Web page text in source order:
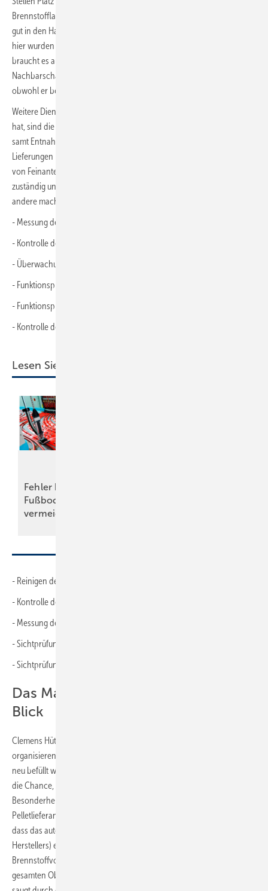
Brennstofflager. Ein angemessen großer Pelletspeicher wäre weniger
gut in den Hang zwischen den Gebäuden integrierbar gewesen. Auch
hier wurden Investitionskosten gespart und Platz gewonnen. Doch
braucht es auch das Glück, einen Heizungsbaufachbetrieb in der
Nachbarschaft zu haben, der Wartung und Notfallgarantien bietet,
obwohl er beim Bau der Heizung nicht beteiligt wurde.
Weitere Dienstleistungen, die Geschäftsführer Stein gerne delegiert
hat, sind die Inspektion, Wartung und Instandhaltung des Pelletlagers
samt Entnahmeeinrichtung. Gemäß DIN EN ISO 20023 soll nach fünf
Lieferungen bzw. alle zwei Jahre das Lager vollständig entleert und
von Feinanteilen gereinigt werden. Dafür sind die Pelletlieferanten
zuständig und mit entsprechender Technik ausgestattet. Und alles
andere macht der Hersteller des Speicherbehälters:
- Messung der CO-Konzentration im Speicher
- Kontrolle des (teil-)entleerten Speichers
- Überwachung des Befüllvorgangs
- Funktionsprüfung des Maulwurfs
- Funktionsprüfung der Steuereinheit
- Kontrolle der Schachtabdeckungen
Lesen Sie auch:
Fehler bei der
Fußbodenheizung
vermeiden
- Reinigen der Dichtflächen
- Kontrolle der Drainageöffnungen
- Messung des Unterdrucks am Maulwurf
- Sichtprüfung des Verschleißteils „Saugschlauch“
- Sichtprüfung der Schlauch- und Steckverbindungen
Das Material und die Gesundheit im
Blick
Clemens Hüttinger von Mall erklärt dazu: „Wenn der Kunde es so
organisieren kann und er das wünscht, führen wir, bevor der Speicher
neu befüllt wird, am gleichen Tag die Wartung durch. Dabei besteht
die Chance, einen Facility Manager bzw. Hausmeister in die
Besonderheiten einzuweisen und ihm zu zeigen, wie der
Pelletlieferant beim Befüllen vorgehen sollte“. Dazu muss man wissen,
dass das automatische Entnahmesystem Maulwurf (Produktname des
Herstellers) eine Roboterdüse ist, die programmgesteuert über den
Brennstoffvorrat wandert, um die Pellets gleichmäßig von der
gesamten Oberfläche zu entnehmen. Die Saugturbine des Heizkessels